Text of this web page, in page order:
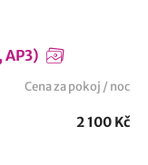
AP3)
Cena za pokoj / noc
2 100 Kč